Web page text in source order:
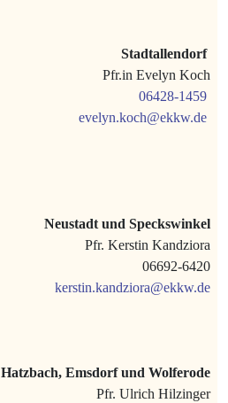
Stadtallendorf
Pfr.in Evelyn Koch
06428-1459
evelyn.koch@ekkw.de
Neustadt und Speckswinkel
Pfr. Kerstin Kandziora
06692-6420
kerstin.kandziora@ekkw.de
Hatzbach, Emsdorf und Wolferode
Pfr. Ulrich Hilzinger